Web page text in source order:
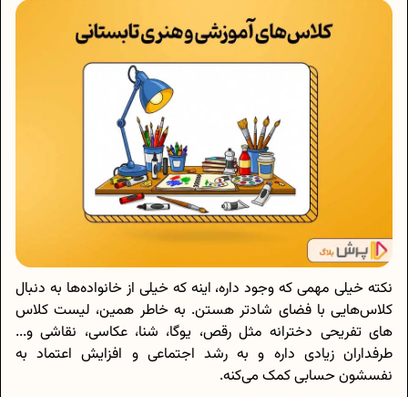
نکته خیلی مهمی که وجود داره، اینه که خیلی از خانواده‌ها به دنبال
کلاس‌هایی با فضای شادتر هستن. به خاطر همین، لیست کلاس
های تفریحی دخترانه مثل رقص، یوگا، شنا، عکاسی، نقاشی و...
طرفداران زیادی داره و به رشد اجتماعی و افزایش اعتماد به
نفسشون حسابی کمک می‌کنه.